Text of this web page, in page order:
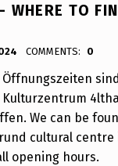
WHERE TO
COMMENTS: 0
Öffnungszeiten
Kulturzentrum
We can be
cultural centre
opening hours.